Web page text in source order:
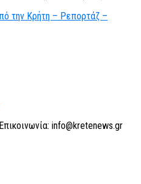
info@kretenews.gr